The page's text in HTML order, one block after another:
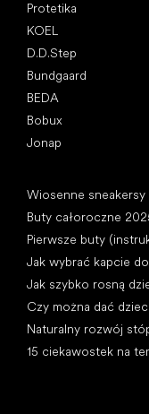
Protetika
KOEL
D.D.Step
Bundgaard
BEDA
Bobux
Jonap
Wiosenne
Buty całoroczne
Pierwsze buty
Jak wybrać kapcie
Jak szybko rosną
Czy można dać
Naturalny rozwój
15 ciekawostek na